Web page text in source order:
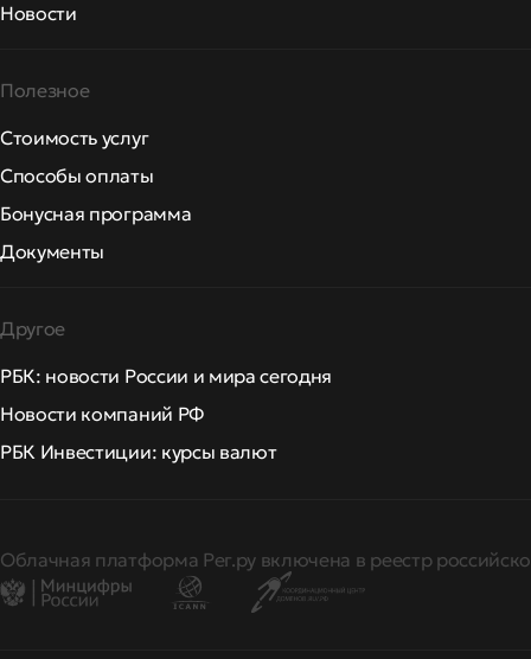
Новости
Полезное
Стоимость услуг
Способы оплаты
Бонусная программа
Документы
Другое
РБК: новости России и мира сегодня
Новости компаний РФ
РБК Инвестиции: курсы валют
Облачная платформа Рег.ру включена в реестр